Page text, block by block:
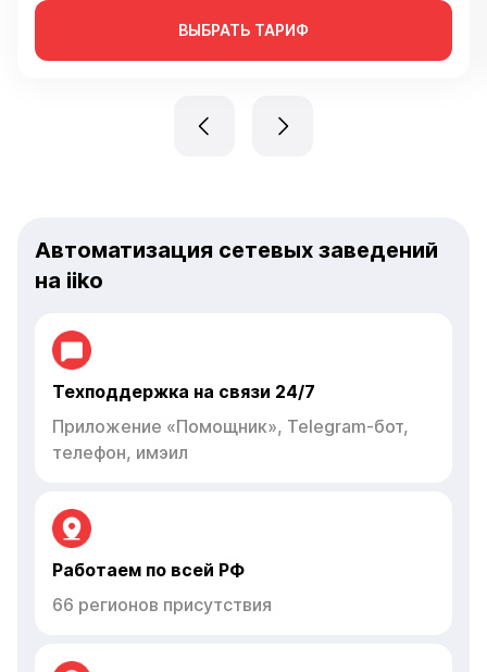
ВЫБРАТЬ ТАРИФ
Автоматизация сетевых заведений
на iiko
Техподдержка на связи 24/7
Приложение «Помощник», Telegram-бот,
телефон, имэил
Работаем по всей РФ
66 регионов присутствия